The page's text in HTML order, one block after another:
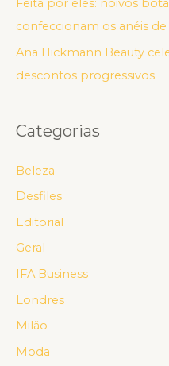
Feita por eles: noivos
confeccionam os anéis
Ana Hickmann Beauty
descontos progressivos
Categorias
Beleza
Desfiles
Editorial
Geral
IFA Business
Londres
Milão
Moda